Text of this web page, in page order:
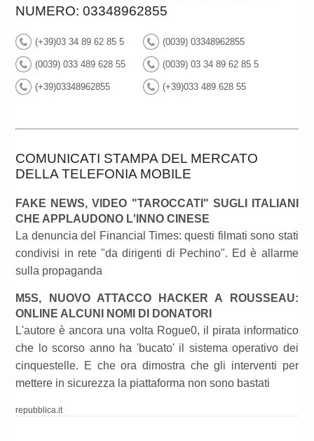
NUMERO: 03348962855
(+39)03 34 89 62 85 5 (0039) 03348962855
(0039) 033 489 628 55 (0039) 03 34 89 62 85 5
(+39)03348962855 (+39)033 489 628 55
COMUNICATI STAMPA DEL MERCATO
DELLA TELEFONIA MOBILE
FAKE NEWS, VIDEO "TAROCCATI" SUGLI ITALIANI
CHE APPLAUDONO L'INNO CINESE
La denuncia del Financial Times: questi filmati sono stati
condivisi in rete "da dirigenti di Pechino". Ed è allarme
sulla propaganda
M5S, NUOVO ATTACCO HACKER A ROUSSEAU:
ONLINE ALCUNI NOMI DI DONATORI
L'autore è ancora una volta Rogue0, il pirata informatico
che lo scorso anno ha 'bucato' il sistema operativo dei
cinquestelle. E che ora dimostra che gli interventi per
mettere in sicurezza la piattaforma non sono bastati
repubblica.it